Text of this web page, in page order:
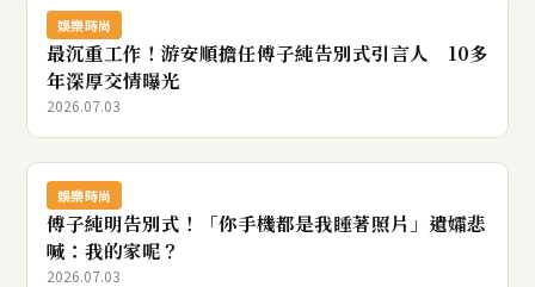
娛樂時尚
最沉重工作！游安順擔任傅子純告別式引言人 10多
年深厚交情曝光
2026.07.03
娛樂時尚
傅子純明告別式！「你手機都是我睡著照片」遺孀悲
喊：我的家呢？
2026.07.03